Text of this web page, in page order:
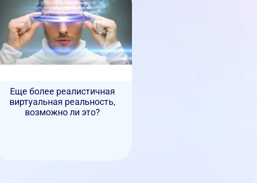
Еще более реалистичная
виртуальная реальность,
возможно ли это?